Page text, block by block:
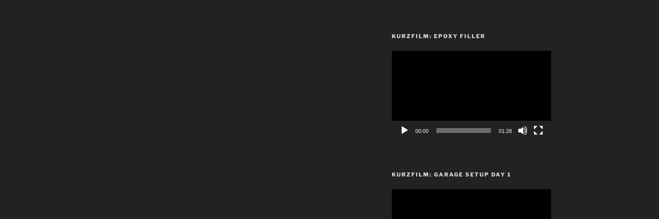
KURZFILM: EPOXY FILLER
00:00 01:28
KURZFILM: GARAGE SETUP DAY 1